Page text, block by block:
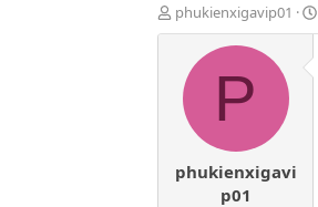
T
h
a
phukienxigavip01
P
phukienxigavi
p01